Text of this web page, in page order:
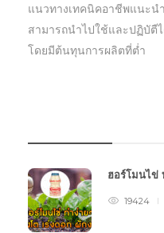
แนวทางเทคนิคอาชีพแนะน
สามารถนำไปใช้และปฏิบัตื
โดยมีต้นทุนการผลิตที่ต่ำ
ฮอร์โมนไข่
19424